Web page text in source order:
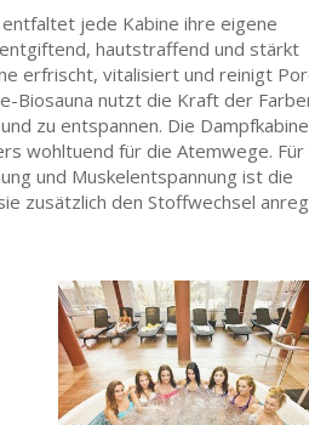
jede Kabine ihre eigene
hautstraffend und stärkt
erfrischt, vitalisiert und reinigt
Biosauna nutzt die Kraft der
zu entspannen. Die Dampfkabine
wohltuend für die Atemwege. Für
und Muskelentspannung ist die
zusätzlich den Stoffwechsel